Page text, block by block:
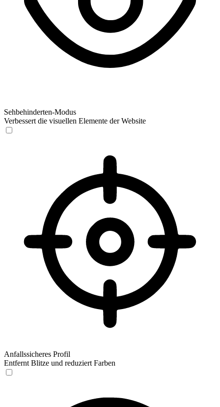
Sehbehinderten-Modus
Verbessert die visuellen Elemente der Website
Anfallssicheres Profil
Entfernt Blitze und reduziert Farben